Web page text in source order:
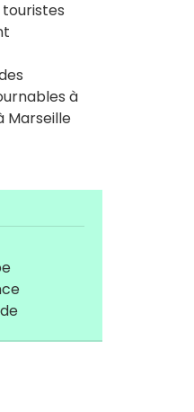
à
Marseille